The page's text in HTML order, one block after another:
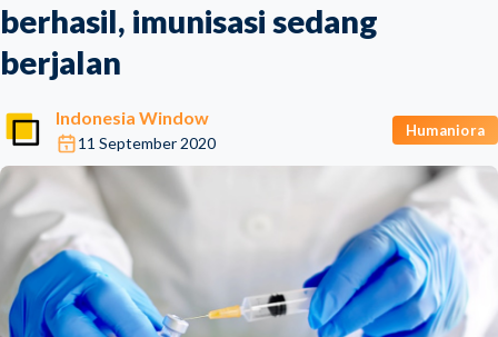
berhasil, imunisasi sedang
berjalan
Indonesia Window
11 September 2020
Humaniora